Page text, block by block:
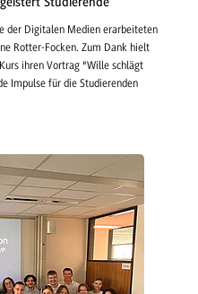
der Digitalen Medien erarbeiteten
Rotter-Focken. Zum Dank hielt
ihren Vortrag "Wille schlägt
Impulse für die Studierenden